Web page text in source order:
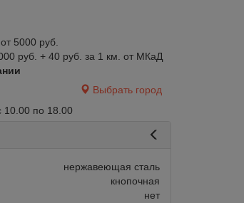
5000 руб.
руб. + 40 руб. за 1 км. от МКаД
Выбрать город
10.00 по 18.00
нержавеющая сталь
кнопочная
нет